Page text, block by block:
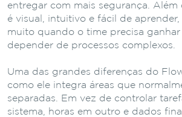
entregar com mais segurança. Além
é visual, intuitivo e fácil de
muito quando o time precisa
depender de processos complexos.
Uma das grandes diferenças do
como ele integra áreas que
separadas. Em vez de controlar
sistema, horas em outro e dados